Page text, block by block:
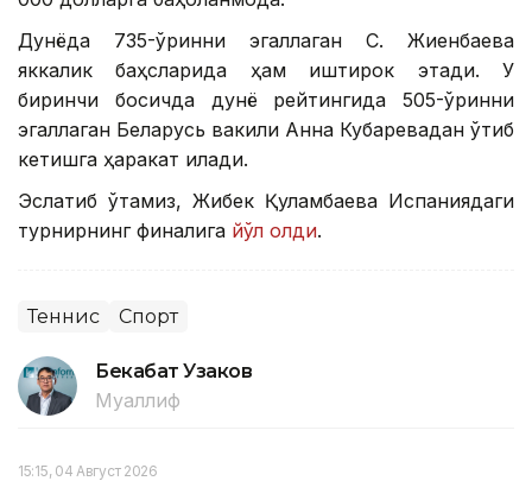
Дунёда 735-ўринни эгаллаган С. Жиенбаева
яккалик баҳсларида ҳам иштирок этади. У
биринчи босқичда дунё рейтингида 505-ўринни
эгаллаган Беларусь вакили Анна Кубаревадан ўтиб
кетишга ҳаракат қилади.
Эслатиб ўтамиз, Жибек Қуламбаева Испаниядаги
турнирнинг финалига йўл олди.
Теннис Спорт
Бекабат Узаков
Муаллиф
15:15, 04 Август 2026